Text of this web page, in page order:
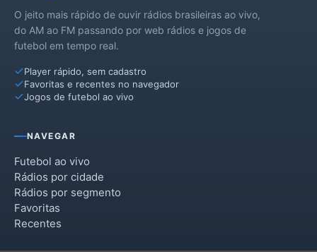
Mutunópolis
Niquelândia
Nova Iguaçu de Goiás
Palmeirópolis
Paranã
Porangatu
Santa Tereza de Goiás
Santa Terezinha de Goiás
O jeito mais rápido de ouvir rádios brasileiras ao vivo,
do AM ao FM passando por web rádios e jogos de
futebol em tempo real.
Player rápido, sem cadastro
Favoritas e recentes no navegador
Jogos de futebol ao vivo
NAVEGAR
Futebol ao vivo
Rádios por cidade
Rádios por segmento
Favoritas
Recentes